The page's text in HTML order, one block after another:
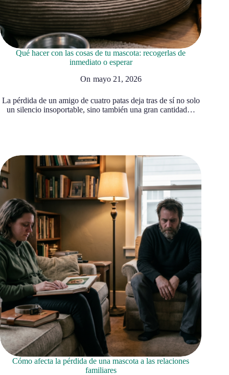
Qué hacer con las cosas de tu mascota: recogerlas de
inmediato o esperar
On mayo 21, 2026
La pérdida de un amigo de cuatro patas deja tras de sí no solo
un silencio insoportable, sino también una gran cantidad…
Cómo afecta la pérdida de una mascota a las relaciones
familiares